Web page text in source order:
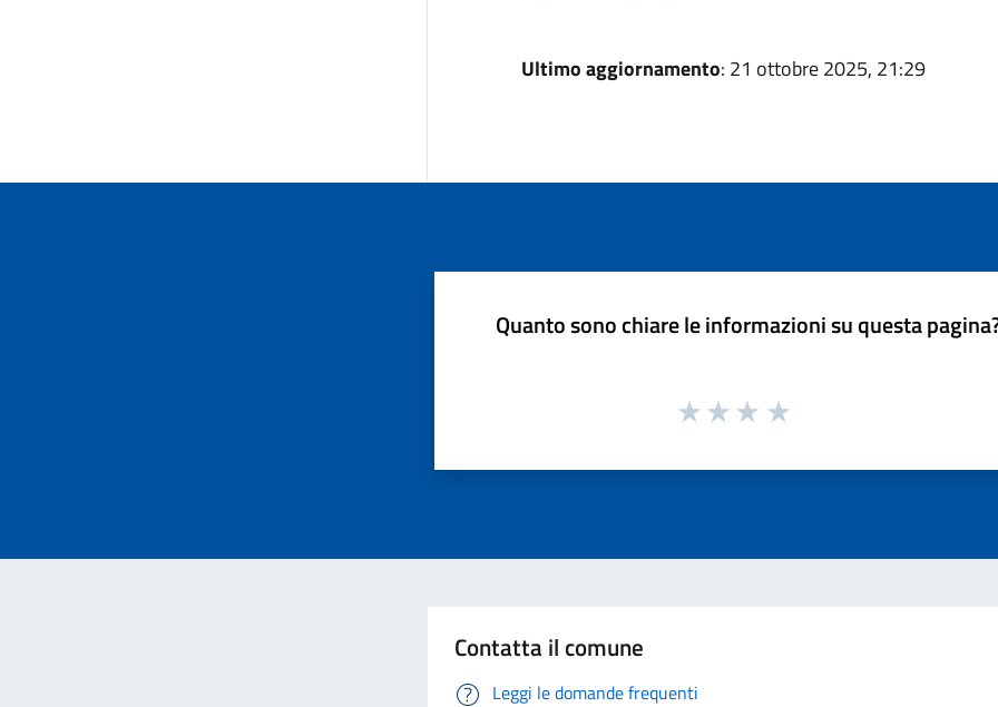
Ultimo aggiornamento: 21 ottobre 2025, 21:29
Quanto sono chiare le informazioni su questa
Contatta il comune
Leggi le domande frequenti